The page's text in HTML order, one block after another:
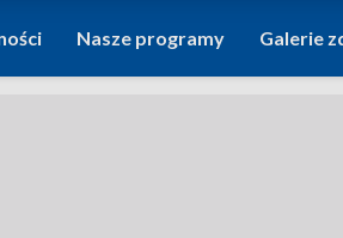
Nasze programy Galerie